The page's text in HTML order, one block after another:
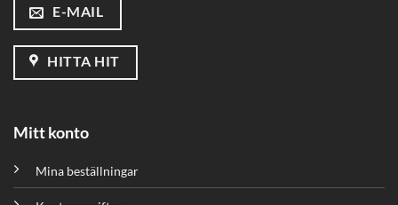
E-MAIL
HITTA HIT
Mitt konto
Mina beställningar